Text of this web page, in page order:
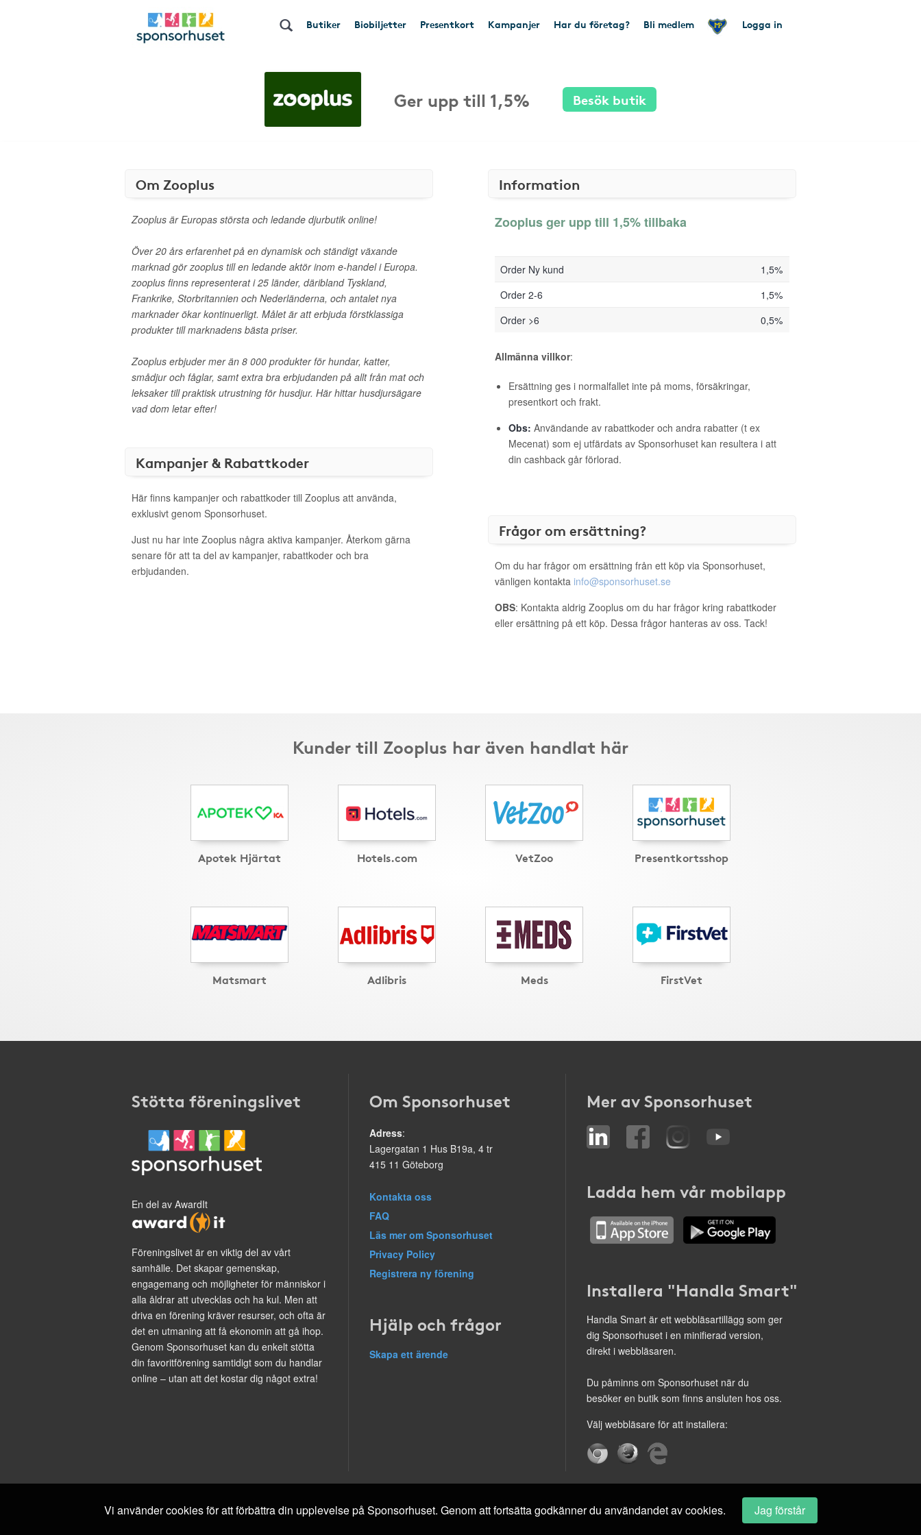
Butiker Biobiljetter Presentkort Kampanjer Har du företag? Bli medlem Logga in
Ger upp till 1,5% Besök butik
Om Zooplus
Zooplus är Europas största och ledande djurbutik online!
Över 20 års erfarenhet på en dynamisk och ständigt växande
marknad gör zooplus till en ledande aktör inom e-handel i Europa.
zooplus finns representerat i 25 länder, däribland Tyskland,
Frankrike, Storbritannien och Nederländerna, och antalet nya
marknader ökar kontinuerligt. Målet är att erbjuda förstklassiga
produkter till marknadens bästa priser.
Zooplus erbjuder mer än 8 000 produkter för hundar, katter,
smådjur och fåglar, samt extra bra erbjudanden på allt från mat och
leksaker till praktisk utrustning för husdjur. Här hittar husdjursägare
vad dom letar efter!
Kampanjer & Rabattkoder
Här finns kampanjer och rabattkoder till Zooplus att använda,
exklusivt genom Sponsorhuset.
Just nu har inte Zooplus några aktiva kampanjer. Återkom gärna
senare för att ta del av kampanjer, rabattkoder och bra
erbjudanden.
Information
Zooplus ger upp till 1,5% tillbaka
Order Ny kund
1,5%
Order 2-6
1,5%
Order >6
0,5%
Allmänna villkor:
Ersättning ges i normalfallet inte på moms, försäkringar,
presentkort och frakt.
Obs: Användande av rabattkoder och andra rabatter (t ex
Mecenat) som ej utfärdats av Sponsorhuset kan resultera i att
din cashback går förlorad.
Frågor om ersättning?
Om du har frågor om ersättning från ett köp via Sponsorhuset,
vänligen kontakta info@sponsorhuset.se
OBS: Kontakta aldrig Zooplus om du har frågor kring rabattkoder
eller ersättning på ett köp. Dessa frågor hanteras av oss. Tack!
Kunder till Zooplus har även handlat här
Apotek Hjärtat Hotels.com VetZoo Presentkortsshop
Matsmart Adlibris Meds FirstVet
Stötta föreningslivet
En del av AwardIt
Föreningslivet är en viktig del av vårt
samhälle. Det skapar gemenskap,
engagemang och möjligheter för människor i
alla åldrar att utvecklas och ha kul. Men att
driva en förening kräver resurser, och ofta är
det en utmaning att få ekonomin att gå ihop.
Genom Sponsorhuset kan du enkelt stötta
din favoritförening samtidigt som du handlar
online – utan att det kostar dig något extra!
Om Sponsorhuset
Adress:
Lagergatan 1 Hus B19a, 4 tr
415 11 Göteborg
Kontakta oss
FAQ
Läs mer om Sponsorhuset
Privacy Policy
Registrera ny förening
Hjälp och frågor
Skapa ett ärende
Mer av Sponsorhuset
Ladda hem vår mobilapp
Installera "Handla Smart"
Handla Smart är ett webbläsartillägg som ger
dig Sponsorhuset i en minifierad version,
direkt i webbläsaren.
Du påminns om Sponsorhuset när du
besöker en butik som finns ansluten hos oss.
Välj webbläsare för att installera:
Vi använder cookies för att förbättra din upplevelse på Sponsorhuset. Genom att fortsätta godkänner du användandet av cookies. Jag förstår